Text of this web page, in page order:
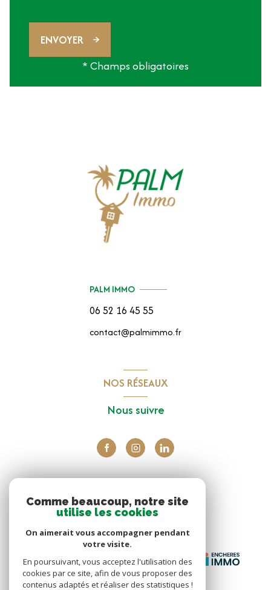
ENVOYER
* Champs obligatoires
PALM IMMO
06 52 16 45 55
contact@palmimmo.fr
NOS RÉSEAUX
Nous suivre
ADHÉRENTS
Comme beaucoup, notre site
utilise les cookies
On aimerait vous accompagner pendant
votre visite.
En poursuivant, vous acceptez l'utilisation des
cookies par ce site, afin de vous proposer des
contenus adaptés et réaliser des statistiques !